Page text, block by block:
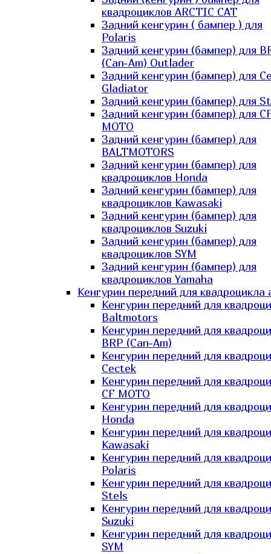
квадроциклов ARCTIC CAT
Задний кенгурин ( бампер ) для
Polaris
Задний кенгурин (бампер) для
(Can-Am) Outlader
Задний кенгурин (бампер) для
Gladiator
Задний кенгурин (бампер) для
Задний кенгурин (бампер) для
MOTO
Задний кенгурин (бампер) для
BALTMOTORS
Задний кенгурин (бампер) для
квадроциклов Honda
Задний кенгурин (бампер) для
квадроциклов Kawasaki
Задний кенгурин (бампер) для
квадроциклов Suzuki
Задний кенгурин (бампер) для
квадроциклов SYM
Задний кенгурин (бампер) для
квадроциклов Yamaha
Кенгурин передний для квадроцикла
Кенгурин передний для
Baltmotors
Кенгурин передний для
BRP (Can-Am)
Кенгурин передний для
Cectek
Кенгурин передний для
CF MOTO
Кенгурин передний для
Honda
Кенгурин передний для
Kawasaki
Кенгурин передний для
Polaris
Кенгурин передний для
Stels
Кенгурин передний для
Suzuki
Кенгурин передний для
SYM